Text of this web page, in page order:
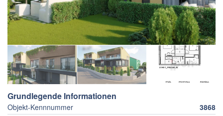
Grundlegende Informationen
Objekt-Kennnummer
3868